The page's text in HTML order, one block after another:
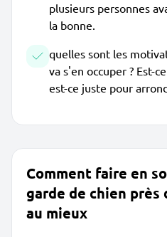
plusieurs personnes
la bonne.
quelles sont les
va s'en occuper ? Est-
est-ce juste pour
Comment faire en
garde de chien près
au mieux